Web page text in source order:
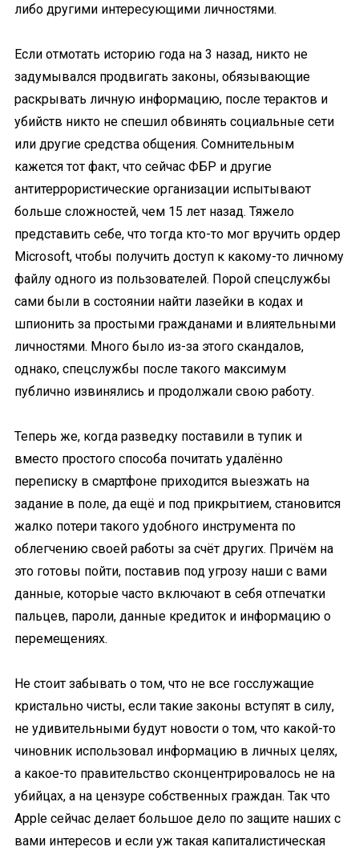
либо другими интересующими личностями.
Если отмотать историю года на 3 назад, никто не
задумывался продвигать законы, обязывающие
раскрывать личную информацию, после терактов и
убийств никто не спешил обвинять социальные сети
или другие средства общения. Сомнительным
кажется тот факт, что сейчас ФБР и другие
антитеррористические организации испытывают
больше сложностей, чем 15 лет назад. Тяжело
представить себе, что тогда кто-то мог вручить ордер
Microsoft, чтобы получить доступ к какому-то личному
файлу одного из пользователей. Порой спецслужбы
сами были в состоянии найти лазейки в кодах и
шпионить за простыми гражданами и влиятельными
личностями. Много было из-за этого скандалов,
однако, спецслужбы после такого максимум
публично извинялись и продолжали свою работу.
Теперь же, когда разведку поставили в тупик и
вместо простого способа почитать удалённо
переписку в смартфоне приходится выезжать на
задание в поле, да ещё и под прикрытием, становится
жалко потери такого удобного инструмента по
облегчению своей работы за счёт других. Причём на
это готовы пойти, поставив под угрозу наши с вами
данные, которые часто включают в себя отпечатки
пальцев, пароли, данные кредиток и информацию о
перемещениях.
Не стоит забывать о том, что не все госслужащие
кристально чисты, если такие законы вступят в силу,
не удивительными будут новости о том, что какой-то
чиновник использовал информацию в личных целях,
а какое-то правительство сконцентрировалось не на
убийцах, а на цензуре собственных граждан. Так что
Apple сейчас делает большое дело по защите наших с
вами интересов и если уж такая капиталистическая